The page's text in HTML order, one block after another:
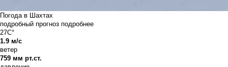
Погода в Шахтах
подробный прогноз подробнее
27C°
1.9 м/с
ветер
759 мм рт.ст.